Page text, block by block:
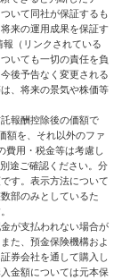
いて同社が保証するも
来の運用成果を保証す
（リンクされている
いても一切の責任を負
後予告なく変更される
、将来の景気や株価等
報酬控除後の価額で
額を、それ以外のファ
費用・税金等は考慮し
途ご確認ください。分
す。表示方法について
部のみとしているた
が支払われない場合が
た、預金保険機構およ
券会社を通して購入し
金額については元本保